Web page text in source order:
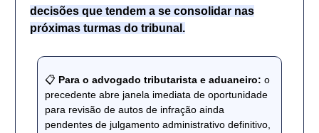
decisões que tendem a se consolidar nas
próximas turmas do tribunal.
📋 Para o advogado tributarista e aduaneiro: o
precedente abre janela imediata de oportunidade
para revisão de autos de infração ainda
pendentes de julgamento administrativo definitivo,